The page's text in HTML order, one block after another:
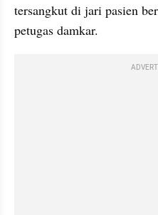
tersangkut di jari pasien
petugas damkar.